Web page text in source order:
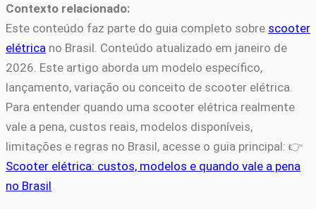
Contexto relacionado:
Este conteúdo faz parte do guia completo sobre scooter
elétrica no Brasil. Conteúdo atualizado em janeiro de
2026. Este artigo aborda um modelo específico,
lançamento, variação ou conceito de scooter elétrica.
Para entender quando uma scooter elétrica realmente
vale a pena, custos reais, modelos disponíveis,
limitações e regras no Brasil, acesse o guia principal: 👉
Scooter elétrica: custos, modelos e quando vale a pena
no Brasil